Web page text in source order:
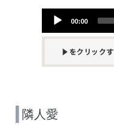
Audio
00:00
隣人愛